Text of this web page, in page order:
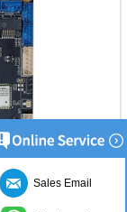
Sales Email